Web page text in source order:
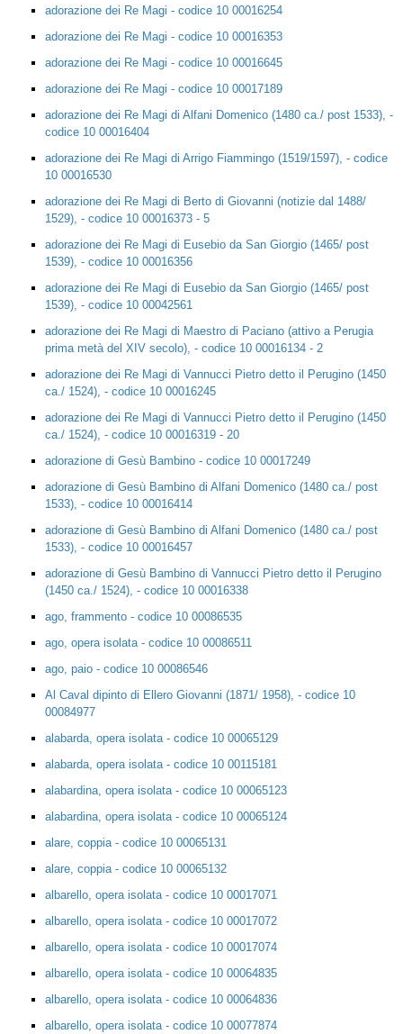
adorazione dei Re Magi - codice 10 00016254
adorazione dei Re Magi - codice 10 00016353
adorazione dei Re Magi - codice 10 00016645
adorazione dei Re Magi - codice 10 00017189
adorazione dei Re Magi di Alfani Domenico (1480 ca./ post 1533), -
codice 10 00016404
adorazione dei Re Magi di Arrigo Fiammingo (1519/1597), - codice
10 00016530
adorazione dei Re Magi di Berto di Giovanni (notizie dal 1488/
1529), - codice 10 00016373 - 5
adorazione dei Re Magi di Eusebio da San Giorgio (1465/ post
1539), - codice 10 00016356
adorazione dei Re Magi di Eusebio da San Giorgio (1465/ post
1539), - codice 10 00042561
adorazione dei Re Magi di Maestro di Paciano (attivo a Perugia
prima metà del XIV secolo), - codice 10 00016134 - 2
adorazione dei Re Magi di Vannucci Pietro detto il Perugino (1450
ca./ 1524), - codice 10 00016245
adorazione dei Re Magi di Vannucci Pietro detto il Perugino (1450
ca./ 1524), - codice 10 00016319 - 20
adorazione di Gesù Bambino - codice 10 00017249
adorazione di Gesù Bambino di Alfani Domenico (1480 ca./ post
1533), - codice 10 00016414
adorazione di Gesù Bambino di Alfani Domenico (1480 ca./ post
1533), - codice 10 00016457
adorazione di Gesù Bambino di Vannucci Pietro detto il Perugino
(1450 ca./ 1524), - codice 10 00016338
ago, frammento - codice 10 00086535
ago, opera isolata - codice 10 00086511
ago, paio - codice 10 00086546
Al Caval dipinto di Ellero Giovanni (1871/ 1958), - codice 10
00084977
alabarda, opera isolata - codice 10 00065129
alabarda, opera isolata - codice 10 00115181
alabardina, opera isolata - codice 10 00065123
alabardina, opera isolata - codice 10 00065124
alare, coppia - codice 10 00065131
alare, coppia - codice 10 00065132
albarello, opera isolata - codice 10 00017071
albarello, opera isolata - codice 10 00017072
albarello, opera isolata - codice 10 00017074
albarello, opera isolata - codice 10 00064835
albarello, opera isolata - codice 10 00064836
albarello, opera isolata - codice 10 00077874